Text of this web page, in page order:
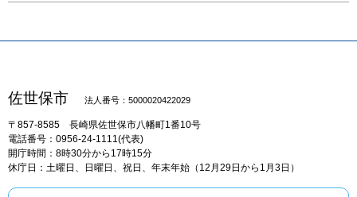
佐世保市 法人番号：5000020422029
〒857-8585 長崎県佐世保市八幡町1番10号
電話番号：0956-24-1111(代表)
開庁時間：8時30分から17時15分
休庁日：土曜日、日曜日、祝日、年末年始（12月29日から1月3日）